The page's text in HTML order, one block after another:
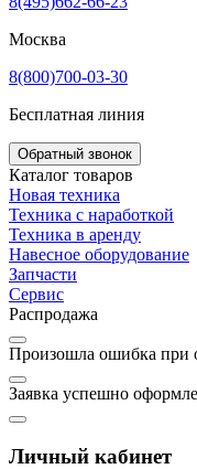
Москва
8(800)700-03-30
Бесплатная линия
Обратный звонок
Каталог товаров
Новая техника
Техника с наработкой
Техника в аренду
Навесное оборудование
Запчасти
Сервис
Распродажа
Произошла ошибка при
Заявка успешно
Личный кабинет